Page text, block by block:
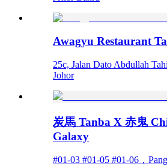
Awagyu Restaurant
25c, Jalan Dato Abdullah
Johor
炭馬 Tanba X 赤鬼
Galaxy
#01-03 #01-05 #01-06，